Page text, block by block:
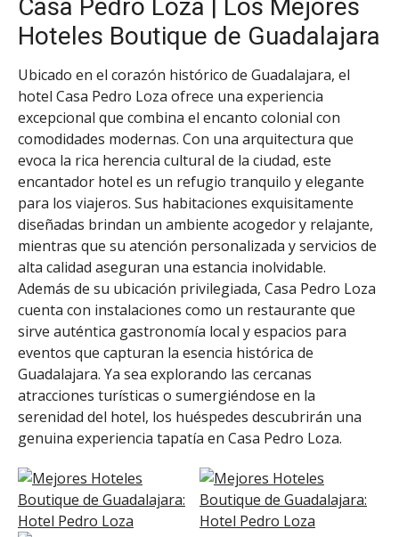
Casa Pedro Loza | Los Mejores
Hoteles Boutique de Guadalajara
Ubicado en el corazón histórico de Guadalajara, el
hotel Casa Pedro Loza ofrece una experiencia
excepcional que combina el encanto colonial con
comodidades modernas. Con una arquitectura que
evoca la rica herencia cultural de la ciudad, este
encantador hotel es un refugio tranquilo y elegante
para los viajeros. Sus habitaciones exquisitamente
diseñadas brindan un ambiente acogedor y relajante,
mientras que su atención personalizada y servicios de
alta calidad aseguran una estancia inolvidable.
Además de su ubicación privilegiada, Casa Pedro Loza
cuenta con instalaciones como un restaurante que
sirve auténtica gastronomía local y espacios para
eventos que capturan la esencia histórica de
Guadalajara. Ya sea explorando las cercanas
atracciones turísticas o sumergiéndose en la
serenidad del hotel, los huéspedes descubrirán una
genuina experiencia tapatía en Casa Pedro Loza.